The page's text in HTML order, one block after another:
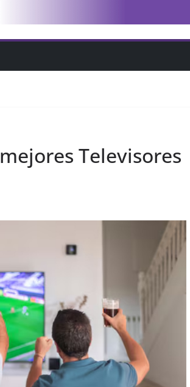
Televisores